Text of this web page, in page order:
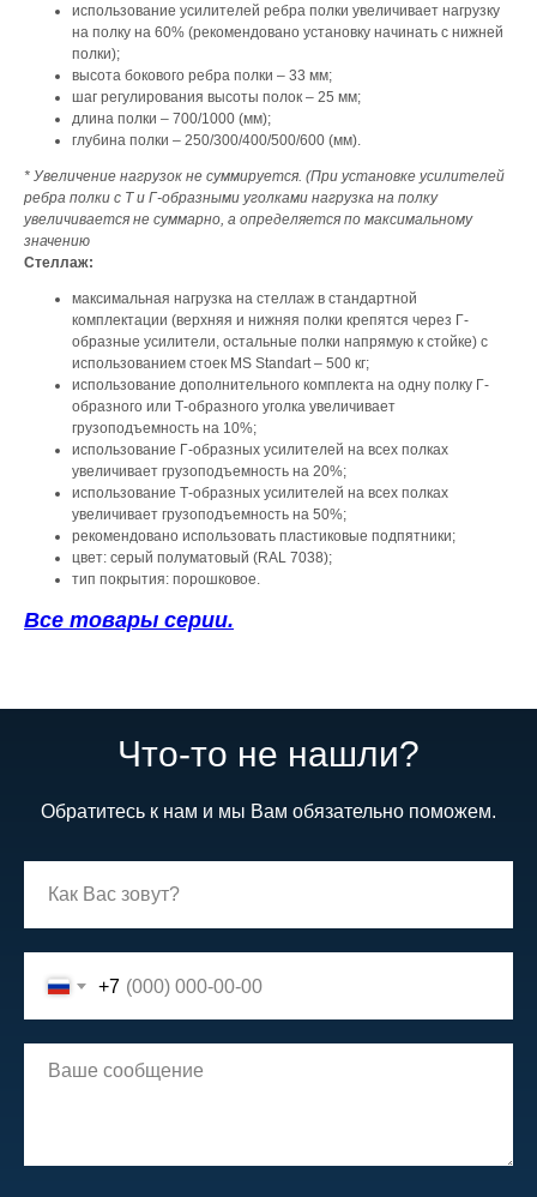
использование усилителей ребра полки увеличивает нагрузку
на полку на 60% (рекомендовано установку начинать с нижней
полки);
высота бокового ребра полки – 33 мм;
шаг регулирования высоты полок – 25 мм;
длина полки – 700/1000 (мм);
глубина полки – 250/300/400/500/600 (мм).
* Увеличение нагрузок не суммируется. (При установке усилителей
ребра полки с Т и Г-образными уголками нагрузка на полку
увеличивается не суммарно, а определяется по максимальному
значению
Стеллаж:
максимальная нагрузка на стеллаж в стандартной
комплектации (верхняя и нижняя полки крепятся через Г-
образные усилители, остальные полки напрямую к стойке) с
использованием стоек MS Standart – 500 кг;
использование дополнительного комплекта на одну полку Г-
образного или Т-образного уголка увеличивает
грузоподъемность на 10%;
использование Г-образных усилителей на всех полках
увеличивает грузоподъемность на 20%;
использование Т-образных усилителей на всех полках
увеличивает грузоподъемность на 50%;
рекомендовано использовать пластиковые подпятники;
цвет: серый полуматовый (RAL 7038);
тип покрытия: порошковое.
Все товары серии.
Что-то не нашли?
Обратитесь к нам и мы Вам обязательно поможем.
+7